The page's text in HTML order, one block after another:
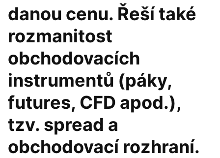
danou cenu. Řeší také
rozmanitost
obchodovacích
instrumentů (páky,
futures, CFD apod.),
tzv. spread a
obchodovací rozhraní.